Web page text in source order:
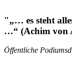
"„… es steht
…“ (Achim von
Öffentliche